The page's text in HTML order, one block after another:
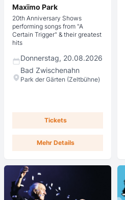
Maxïmo Park
20th Anniversary Shows
performing songs from "A
Certain Trigger" & their greatest
hits
Donnerstag, 20.08.2026
Bad Zwischenahn
Park der Gärten (Zeltbühne)
Tickets
Mehr Details